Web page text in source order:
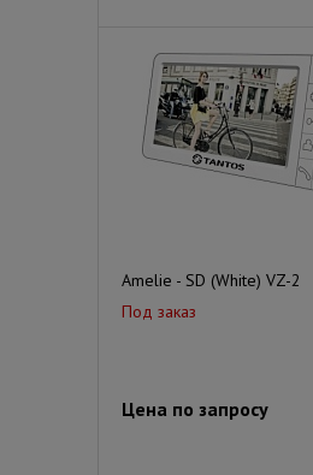
Amelie - SD (White) VZ-2
Под заказ
Цена по запросу